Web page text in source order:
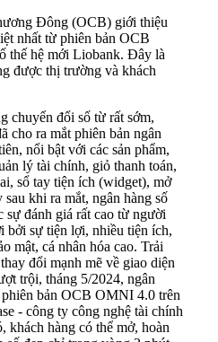
Đông (OCB) giới thiệu
nhất từ phiên bản OCB
thế hệ mới Liobank. Đây là
được thị trường và khách
chuyển đổi số từ rất sớm,
cho ra mắt phiên bản ngân
nổi bật với các sản phẩm,
lý tài chính, giỏ thanh toán,
sổ tay tiện ích (widget), mở
khi ra mắt, ngân hàng số
đánh giá rất cao từ người
bởi sự tiện lợi, nhiều tiện ích,
mật, cá nhân hóa cao. Trải
đổi mạnh mẽ về giao diện
trội, tháng 5/2024, ngân
bản OCB OMNI 4.0 trên
- công ty công nghệ tài chính
khách hàng có thể mở, hoàn